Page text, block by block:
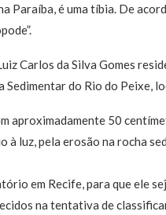
Paraíba, é uma tíbia. De
Carlos da Silva Gomes
do Rio do Peixe,
aproximadamente 50
luz, pela erosão na rocha
em Recife, para que ele
na tentativa de